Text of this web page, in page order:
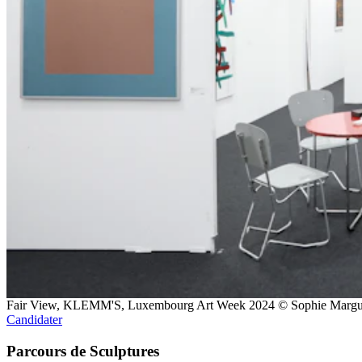
Fair View, KLEMM'S, Luxembourg Art Week 2024 © Sophie
Candidater
Parcours de Sculptures